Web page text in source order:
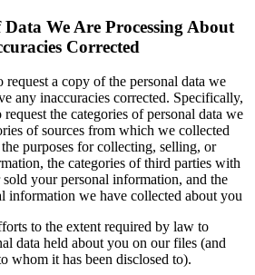
We Are Processing About
Corrected
a copy of the personal data we
any inaccuracies corrected. Specifically,
the categories of personal data we
of sources from which we collected
purposes for collecting, selling, or
the categories of third parties with
your personal information, and the
information we have collected about you
to the extent required by law to
data held about you on our files (and
whom it has been disclosed to).